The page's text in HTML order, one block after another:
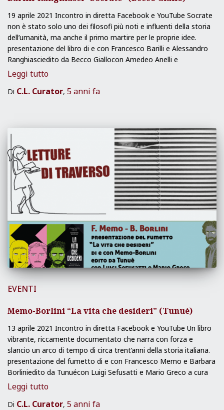
19 aprile 2021 Incontro in diretta Facebook e YouTube Socrate
non è stato solo uno dei filosofi più noti e influenti della storia
dell’umanità, ma anche il primo martire per le proprie idee.
presentazione del libro di e con Francesco Barilli e Alessandro
Ranghiasciedito da Becco Giallocon Amedeo Anelli e
Leggi tutto
Di C.L. Curator, 5 anni fa
EVENTI
Memo-Borlini “La vita che desideri” (Tunuè)
13 aprile 2021 Incontro in diretta Facebook e YouTube Un libro
vibrante, riccamente documentato che narra con forza e
slancio un arco di tempo di circa trent’anni della storia italiana.
presentazione del fumetto di e con Francesco Memo e Barbara
Borliniedito da Tunuécon Luigi Sefusatti e Mario Greco a cura
Leggi tutto
Di C.L. Curator, 5 anni fa